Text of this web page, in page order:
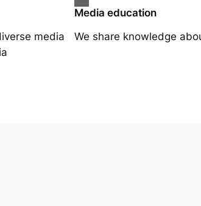
media
Media education
We share knowledge